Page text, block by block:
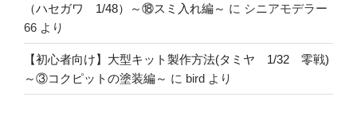
（ハセガワ 1/48）～⑱スミ入れ編～ に シニアモデラー
66 より
【初心者向け】大型キット製作方法(タミヤ 1/32 零戦)
～③コクピットの塗装編～ に bird より